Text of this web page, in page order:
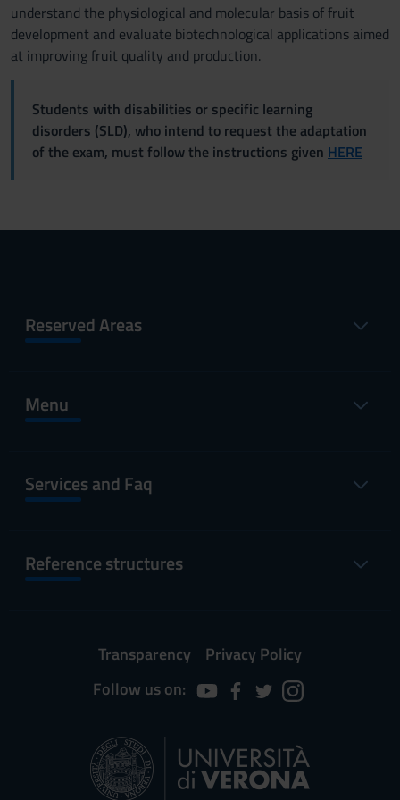
understand the physiological and molecular basis of fruit
development and evaluate biotechnological applications aimed
at improving fruit quality and production.
Students with disabilities or specific learning
disorders (SLD), who intend to request the adaptation
of the exam, must follow the instructions given HERE
Reserved Areas
Menu
Services and Faq
Reference structures
Transparency
Privacy Policy
Follow us on: